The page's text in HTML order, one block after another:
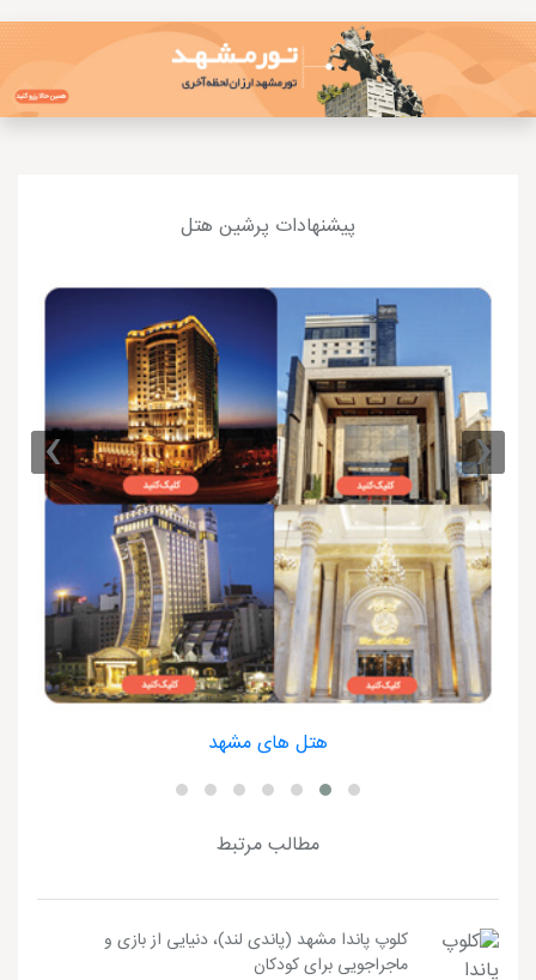
پیشنهادات پرشین هتل
هتل های مشهد
‹
›
مطالب مرتبط
کلوپ پاندا مشهد (پاندی لند)، دنیایی از بازی و
ماجراجویی برای کودکان